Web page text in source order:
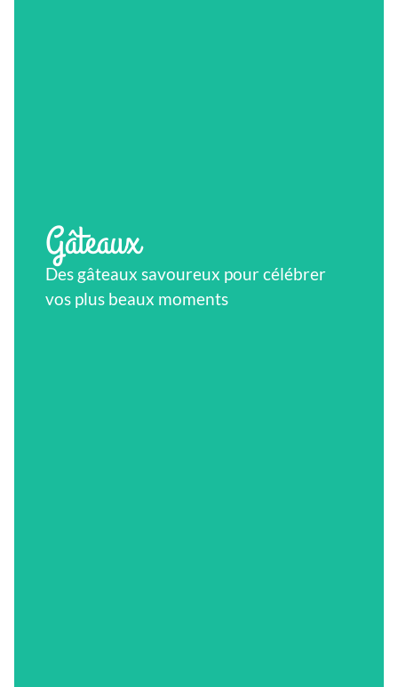
Gâteaux
Des gâteaux savoureux pour célébrer
vos plus beaux moments